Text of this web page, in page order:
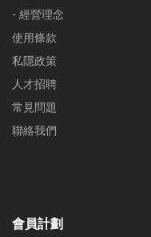
- 經營理念
使用條款
私隱政策
人才招聘
常見問題
聯絡我們
會員計劃